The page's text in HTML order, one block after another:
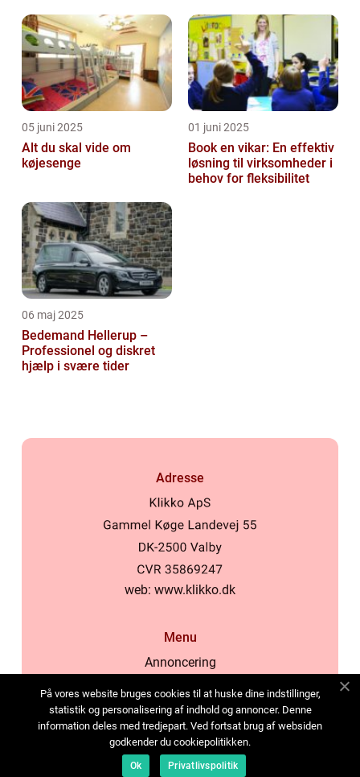
05 juni 2025
Alt du skal vide om
køjesenge
01 juni 2025
Book en vikar: En effektiv
løsning til virksomheder i
behov for fleksibilitet
06 maj 2025
Bedemand Hellerup –
Professionel og diskret
hjælp i svære tider
Adresse
web: www.klikko.dk
Menu
Annoncering
Cookies
Kontakt os
Sitemap
På vores website bruges cookies til at huske dine indstillinger,
statistik og personalisering af indhold og annoncer. Denne
information deles med tredjepart. Ved fortsat brug af websiden
godkender du cookiepolitikken.
Ok Privatlivspolitik